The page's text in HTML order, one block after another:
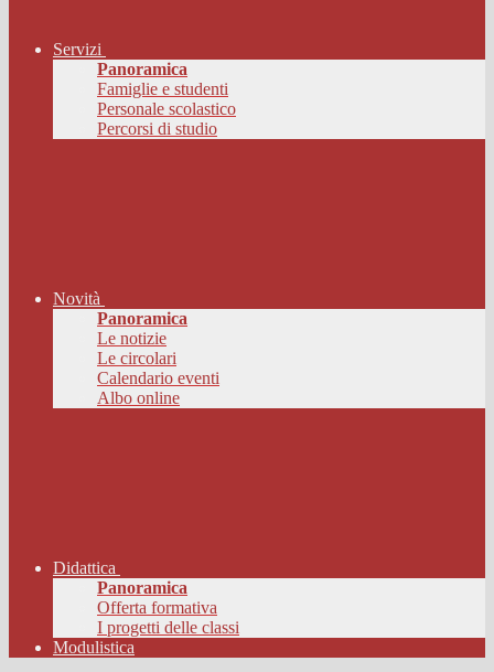
Servizi
Panoramica
Famiglie e studenti
Personale scolastico
Percorsi di studio
Novità
Panoramica
Le notizie
Le circolari
Calendario eventi
Albo online
Didattica
Panoramica
Offerta formativa
I progetti delle classi
Modulistica